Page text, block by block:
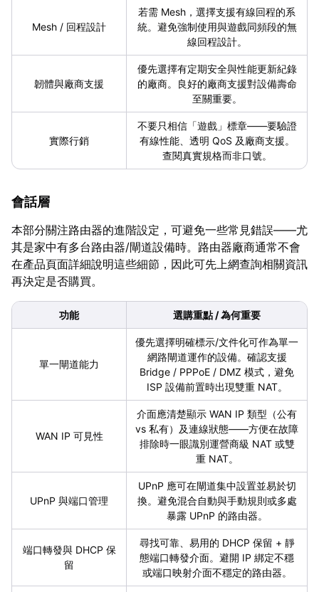
Mesh / 回程設計
若需 Mesh，選擇支援有線回程的系
統。避免強制使用與遊戲同頻段的無
線回程設計。
韌體與廠商支援
優先選擇有定期安全與性能更新紀錄
的廠商。良好的廠商支援對設備壽命
至關重要。
實際行銷
不要只相信「遊戲」標章——要驗證
有線性能、透明 QoS 及廠商支援。
查閱真實規格而非口號。
會話層
本部分關注路由器的進階設定，可避免一些常見錯誤——尤
其是家中有多台路由器/閘道設備時。路由器廠商通常不會
在產品頁面詳細說明這些細節，因此可先上網查詢相關資訊
再決定是否購買。
功能 選購重點 / 為何重要
單一閘道能力
優先選擇明確標示/文件化可作為單一
網路閘道運作的設備。確認支援
Bridge / PPPoE / DMZ 模式，避免
ISP 設備前置時出現雙重 NAT。
WAN IP 可見性
介面應清楚顯示 WAN IP 類型（公有
vs 私有）及連線狀態——方便在故障
排除時一眼識別運營商級 NAT 或雙
重 NAT。
UPnP 與端口管理
UPnP 應可在閘道集中設置並易於切
換。避免混合自動與手動規則或多處
暴露 UPnP 的路由器。
端口轉發與 DHCP 保
留
尋找可靠、易用的 DHCP 保留 + 靜
態端口轉發介面。避開 IP 綁定不穩
或端口映射介面不穩定的路由器。